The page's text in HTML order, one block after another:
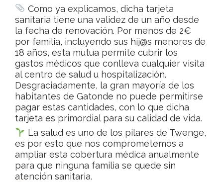
Como ya explicamos, dicha tarjeta
sanitaria tiene una validez de un año desde
la fecha de renovación. Por menos de 2€
por familia, incluyendo sus hij@s menores de
18 años, esta mutua permite cubrir los
gastos médicos que conlleva cualquier visita
al centro de salud u hospitalización.
Desgraciadamente, la gran mayoría de los
habitantes de Gatonde no puede permitirse
pagar estas cantidades, con lo que dicha
tarjeta es primordial para su calidad de vida.
La salud es uno de los pilares de Twenge,
es por esto que nos comprometemos a
ampliar esta cobertura médica anualmente
para que ninguna familia se quede sin
atención sanitaria.